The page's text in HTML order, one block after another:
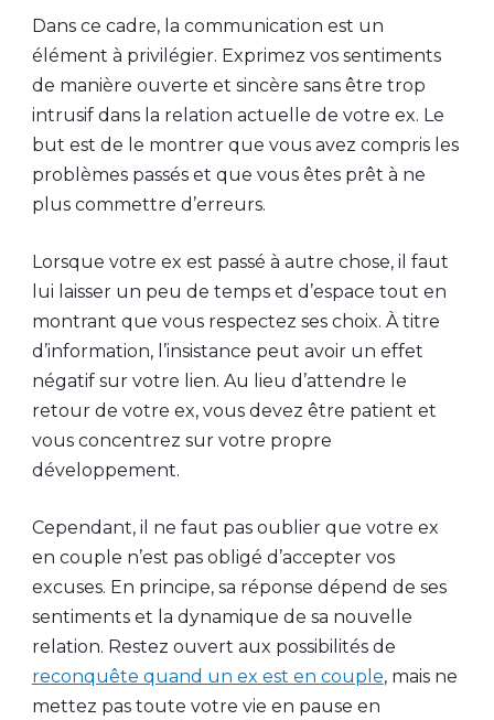
Dans ce cadre, la communication est un
élément à privilégier. Exprimez vos sentiments
de manière ouverte et sincère sans être trop
intrusif dans la relation actuelle de votre ex. Le
but est de le montrer que vous avez compris les
problèmes passés et que vous êtes prêt à ne
plus commettre d’erreurs.
Lorsque votre ex est passé à autre chose, il faut
lui laisser un peu de temps et d’espace tout en
montrant que vous respectez ses choix. À titre
d’information, l’insistance peut avoir un effet
négatif sur votre lien. Au lieu d’attendre le
retour de votre ex, vous devez être patient et
vous concentrez sur votre propre
développement.
Cependant, il ne faut pas oublier que votre ex
en couple n’est pas obligé d’accepter vos
excuses. En principe, sa réponse dépend de ses
sentiments et la dynamique de sa nouvelle
relation. Restez ouvert aux possibilités de
reconquête quand un ex est en couple, mais ne
mettez pas toute votre vie en pause en